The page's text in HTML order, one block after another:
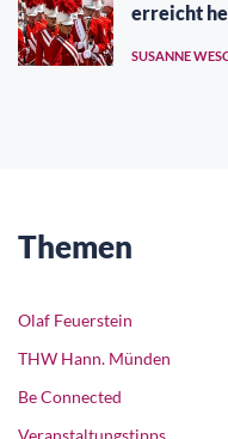
erreicht
SUSANNE
Themen
Olaf Feuerstein
THW Hann. Münden
Be Connected
Veranstaltungstipps